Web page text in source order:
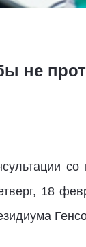
не
18